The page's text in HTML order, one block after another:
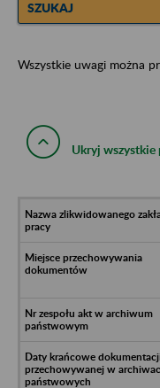
SZUKAJ
Wszystkie uwagi można
Ukryj wszystkie